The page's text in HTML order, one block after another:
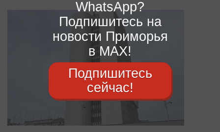
WhatsApp?
Подпишитесь на
новости Приморья
в MAX!
Подпишитесь
сейчас!